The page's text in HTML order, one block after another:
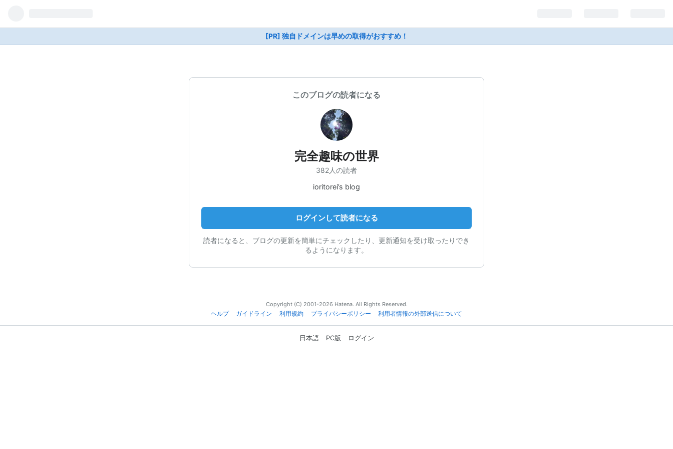
[PR] 独自ドメインは早めの取得がおすすめ！
このブログの読者になる
完全趣味の世界
382人の読者
ioritorei’s blog
ログインして読者になる
読者になると、ブログの更新を簡単にチェックしたり、更新通知を受け取ったりでき
るようになります。
Copyright (C) 2001-2026 Hatena. All Rights Reserved.
ヘルプ
ガイドライン 利用規約 プライバシーポリシー 利用者情報の外部送信について
日本語 PC版 ログイン